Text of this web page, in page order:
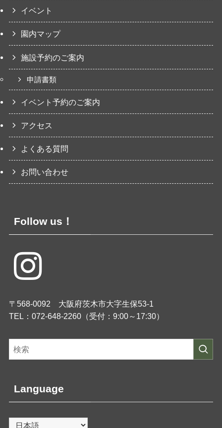
イベント
園内マップ
施設予約のご案内
申請書類
イベント予約のご案内
アクセス
よくある質問
お問い合わせ
Follow us！
〒568-0092 大阪府茨木市大字生保53-1
TEL：072-648-2260（受付：9:00～17:30）
Language